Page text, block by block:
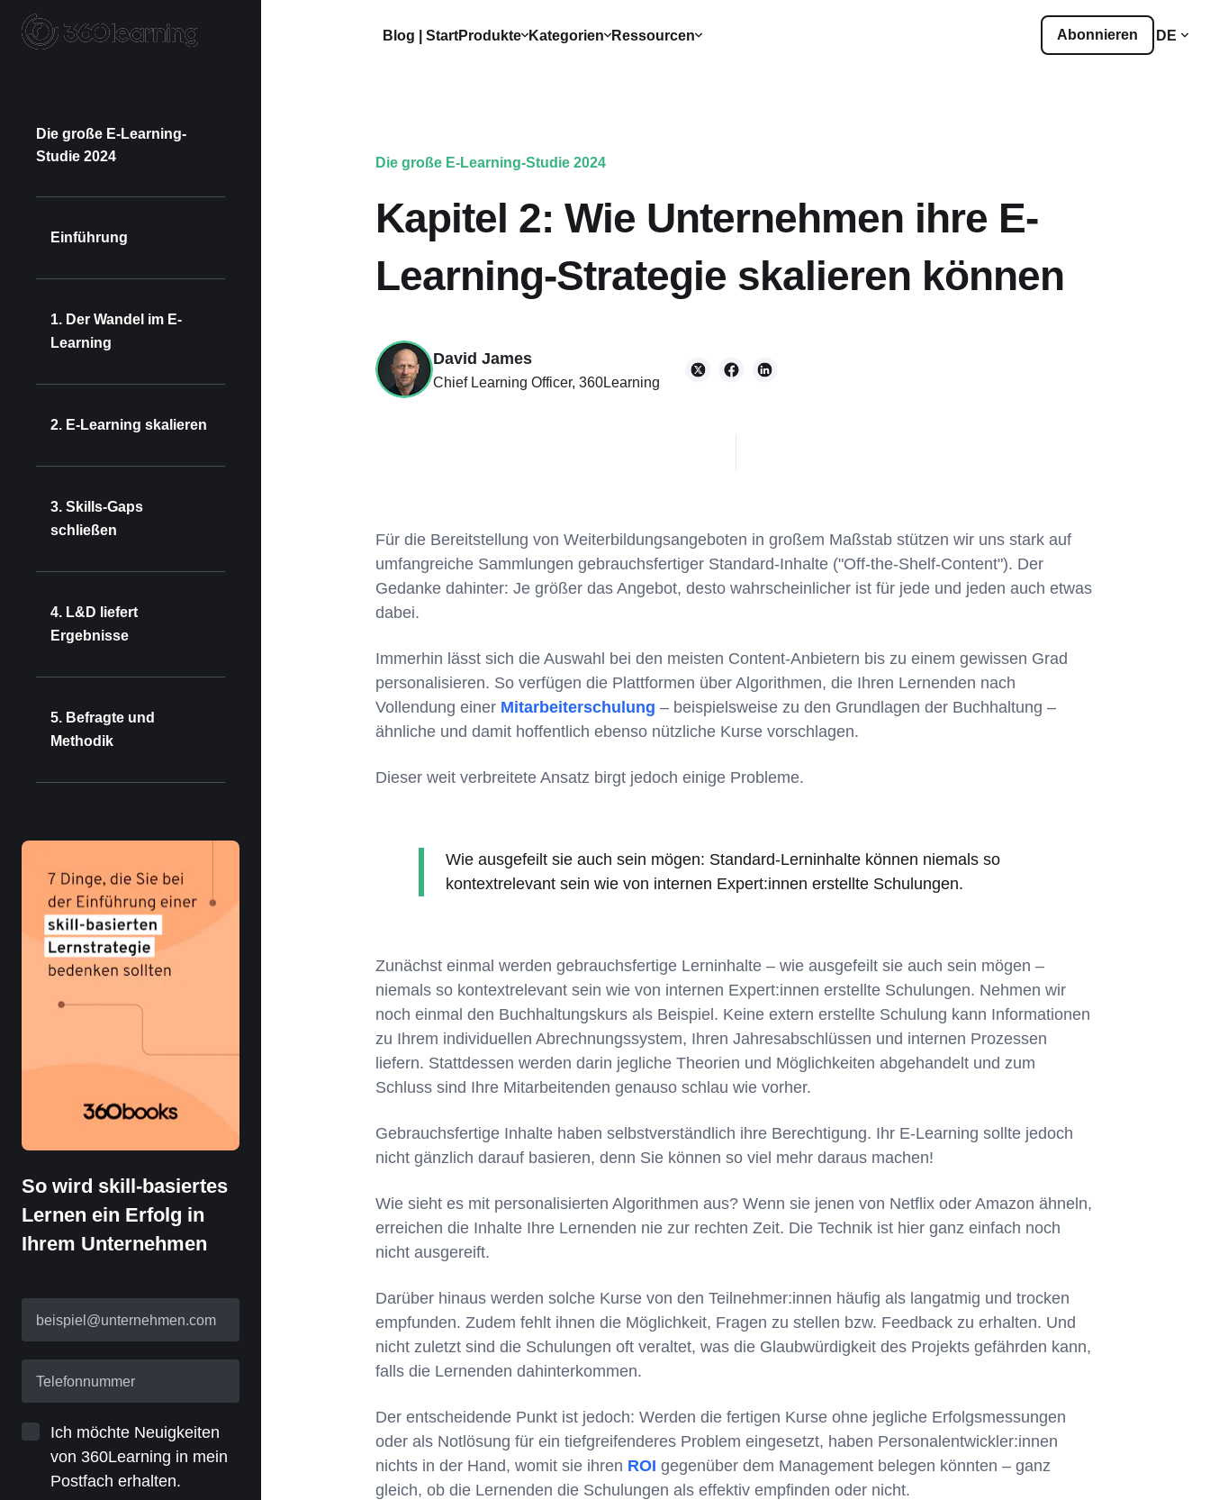
Blog | StartProdukte Kategorien Ressourcen Abonnieren DE
Die große E-Learning-
Studie 2024
Einführung
1. Der Wandel im E-
Learning
2. E-Learning skalieren
3. Skills-Gaps
schließen
4. L&D liefert
Ergebnisse
5. Befragte und
Methodik
So wird skill-basiertes
Lernen ein Erfolg in
Ihrem Unternehmen
beispiel@unternehmen.com
Telefonnummer
Ich möchte Neuigkeiten
von 360Learning in mein
Postfach erhalten.
Die große E-Learning-Studie 2024
Kapitel 2: Wie Unternehmen ihre E-
Learning-Strategie skalieren können
David James
Chief Learning Officer, 360Learning
Für die Bereitstellung von Weiterbildungsangeboten in großem Maßstab stützen wir uns stark auf
umfangreiche Sammlungen gebrauchsfertiger Standard-Inhalte ("Off-the-Shelf-Content"). Der
Gedanke dahinter: Je größer das Angebot, desto wahrscheinlicher ist für jede und jeden auch etwas
dabei.
Immerhin lässt sich die Auswahl bei den meisten Content-Anbietern bis zu einem gewissen Grad
personalisieren. So verfügen die Plattformen über Algorithmen, die Ihren Lernenden nach
Vollendung einer Mitarbeiterschulung – beispielsweise zu den Grundlagen der Buchhaltung –
ähnliche und damit hoffentlich ebenso nützliche Kurse vorschlagen.
Dieser weit verbreitete Ansatz birgt jedoch einige Probleme.
Wie ausgefeilt sie auch sein mögen: Standard-Lerninhalte können niemals so
kontextrelevant sein wie von internen Expert:innen erstellte Schulungen.
Zunächst einmal werden gebrauchsfertige Lerninhalte – wie ausgefeilt sie auch sein mögen –
niemals so kontextrelevant sein wie von internen Expert:innen erstellte Schulungen. Nehmen wir
noch einmal den Buchhaltungskurs als Beispiel. Keine extern erstellte Schulung kann Informationen
zu Ihrem individuellen Abrechnungssystem, Ihren Jahresabschlüssen und internen Prozessen
liefern. Stattdessen werden darin jegliche Theorien und Möglichkeiten abgehandelt und zum
Schluss sind Ihre Mitarbeitenden genauso schlau wie vorher.
Gebrauchsfertige Inhalte haben selbstverständlich ihre Berechtigung. Ihr E-Learning sollte jedoch
nicht gänzlich darauf basieren, denn Sie können so viel mehr daraus machen!
Wie sieht es mit personalisierten Algorithmen aus? Wenn sie jenen von Netflix oder Amazon ähneln,
erreichen die Inhalte Ihre Lernenden nie zur rechten Zeit. Die Technik ist hier ganz einfach noch
nicht ausgereift.
Darüber hinaus werden solche Kurse von den Teilnehmer:innen häufig als langatmig und trocken
empfunden. Zudem fehlt ihnen die Möglichkeit, Fragen zu stellen bzw. Feedback zu erhalten. Und
nicht zuletzt sind die Schulungen oft veraltet, was die Glaubwürdigkeit des Projekts gefährden kann,
falls die Lernenden dahinterkommen.
Der entscheidende Punkt ist jedoch: Werden die fertigen Kurse ohne jegliche Erfolgsmessungen
oder als Notlösung für ein tiefgreifenderes Problem eingesetzt, haben Personalentwickler:innen
nichts in der Hand, womit sie ihren ROI gegenüber dem Management belegen könnten – ganz
gleich, ob die Lernenden die Schulungen als effektiv empfinden oder nicht.